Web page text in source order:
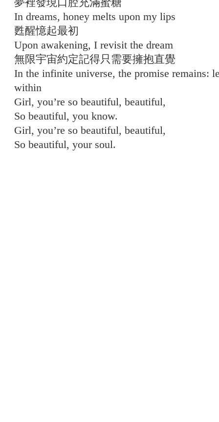
In dreams, honey melts upon my lips
甦醒憶起最初
Upon awakening, I revisit the dream
無限宇宙約定記得只需要擁抱直覺
In the infinite universe, the promise remains:
within
Girl, you’re so beautiful, beautiful,
So beautiful, you know.
Girl, you’re so beautiful, beautiful,
So beautiful, your soul.